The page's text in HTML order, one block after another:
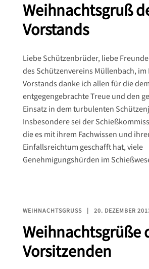
Weihnachtsgruß
Vorstands
Liebe Schützenbrüder, liebe
des Schützenvereins Müllenbach, im
Vorstands danke ich allen für die
entgegengebrachte Treue und den
Einsatz in dem turbulenten
Insbesondere sei der
die es mit ihrem Fachwissen und
Einfallsreichtum geschafft hat, viele
Genehmigungshürden im
WEIHNACHTSGRUSS 20. DEZEMBER
Weihnachtsgrüße
Vorsitzenden